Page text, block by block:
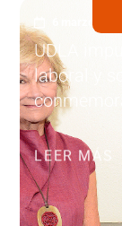
6 marzo, 2026
UDLA
laboral y
LEER MÁS